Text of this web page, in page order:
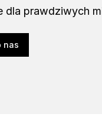
dla prawdziwych
nas